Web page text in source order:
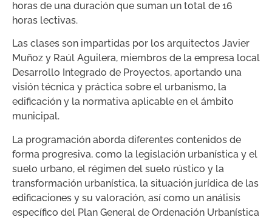
horas de una duración que suman un total de 16
horas lectivas.
Las clases son impartidas por los arquitectos Javier
Muñoz y Raúl Aguilera, miembros de la empresa local
Desarrollo Integrado de Proyectos, aportando una
visión técnica y práctica sobre el urbanismo, la
edificación y la normativa aplicable en el ámbito
municipal.
La programación aborda diferentes contenidos de
forma progresiva, como la legislación urbanística y el
suelo urbano, el régimen del suelo rústico y la
transformación urbanística, la situación jurídica de las
edificaciones y su valoración, así como un análisis
específico del Plan General de Ordenación Urbanística